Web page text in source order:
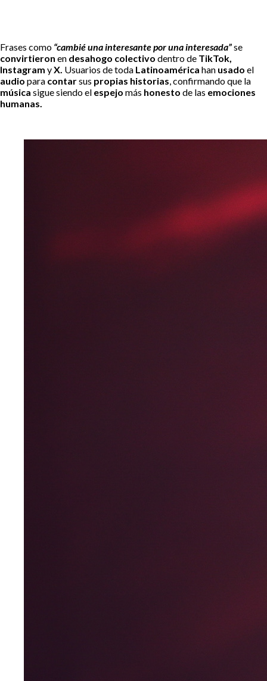
Frases como “cambié una interesante por una interesada”se
convirtieron en desahogo colectivo dentro de TikTok,
Instagram yX. Usuarios de toda Latinoamérica han usado el
audio para contarsus propias historias , confirmando que la
música sigue siendo el espejo más honesto de las emociones
humanas.